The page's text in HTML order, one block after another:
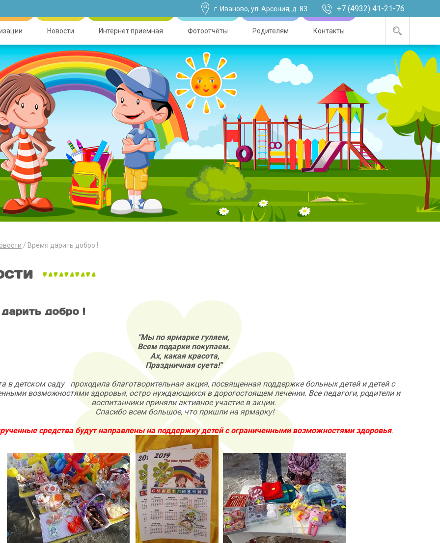
г. Иваново, ул. Арсения, д. 83 +7 (4932) 41-21-76
Новости Интернет приемная Фотоотчёты Родителям Контакты
Время дарить добро !
добро !
"Мы по ярмарке гуляем,
Всем подарки покупаем.
Ах, какая красота,
Праздничная суета!"
в детском саду проходила благотворительная акция, посвященная поддержке больных детей и детей с
возможностями здоровья, остро нуждающихся в дорогостоящем лечении. Все педагоги, родители и
воспитанники приняли активное участие в акции.
Спасибо всем большое, что пришли на ярмарку!
средства будут направлены на поддержку детей с ограниченными возможностями здоровья.